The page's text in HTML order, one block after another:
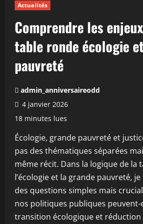
Actualités
Comprendre les
table ronde écologie
pauvreté
admin_anniversaireodd
4 janvier 2026
18 minutes lues
Écologie, grande pauvreté et
pas des thématiques séparées
même récit. Dans la logique de la
l’écologie et la grande pauvreté,
des questions simples mais
nos politiques publiques peuvent-
transition écologique et réduction